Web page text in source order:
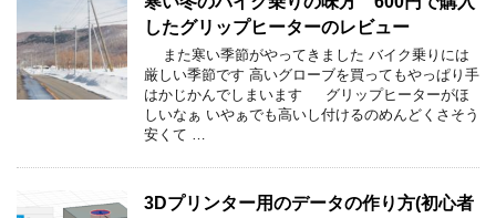
したグリップヒーターのレビュー
また寒い季節がやってきました バイク乗りには
厳しい季節です 高いグローブを買ってもやっぱり手
はかじかんでしまいます グリップヒーターがほ
しいなぁ いやぁでも高いし付けるのめんどくさそう
安くて …
3Dプリンター用のデータの作り方(初心者